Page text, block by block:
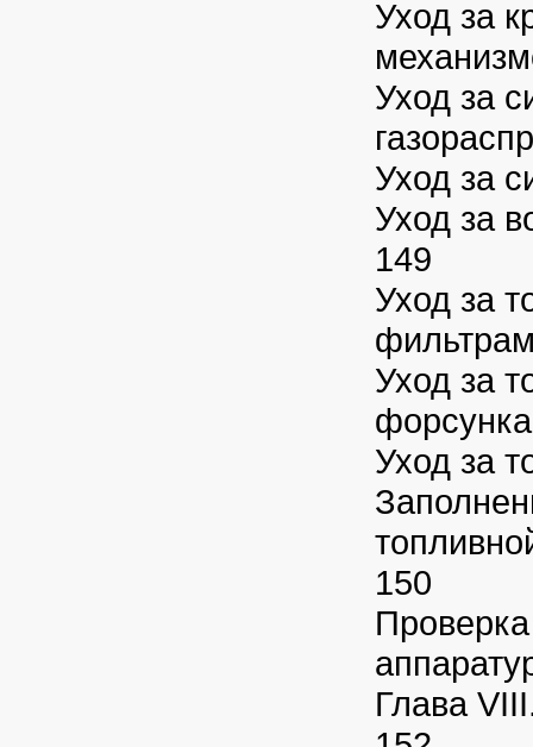
Уход за
Уход за
Уход за
Уход за
149
Уход за
Уход за
Уход за
150
Глава